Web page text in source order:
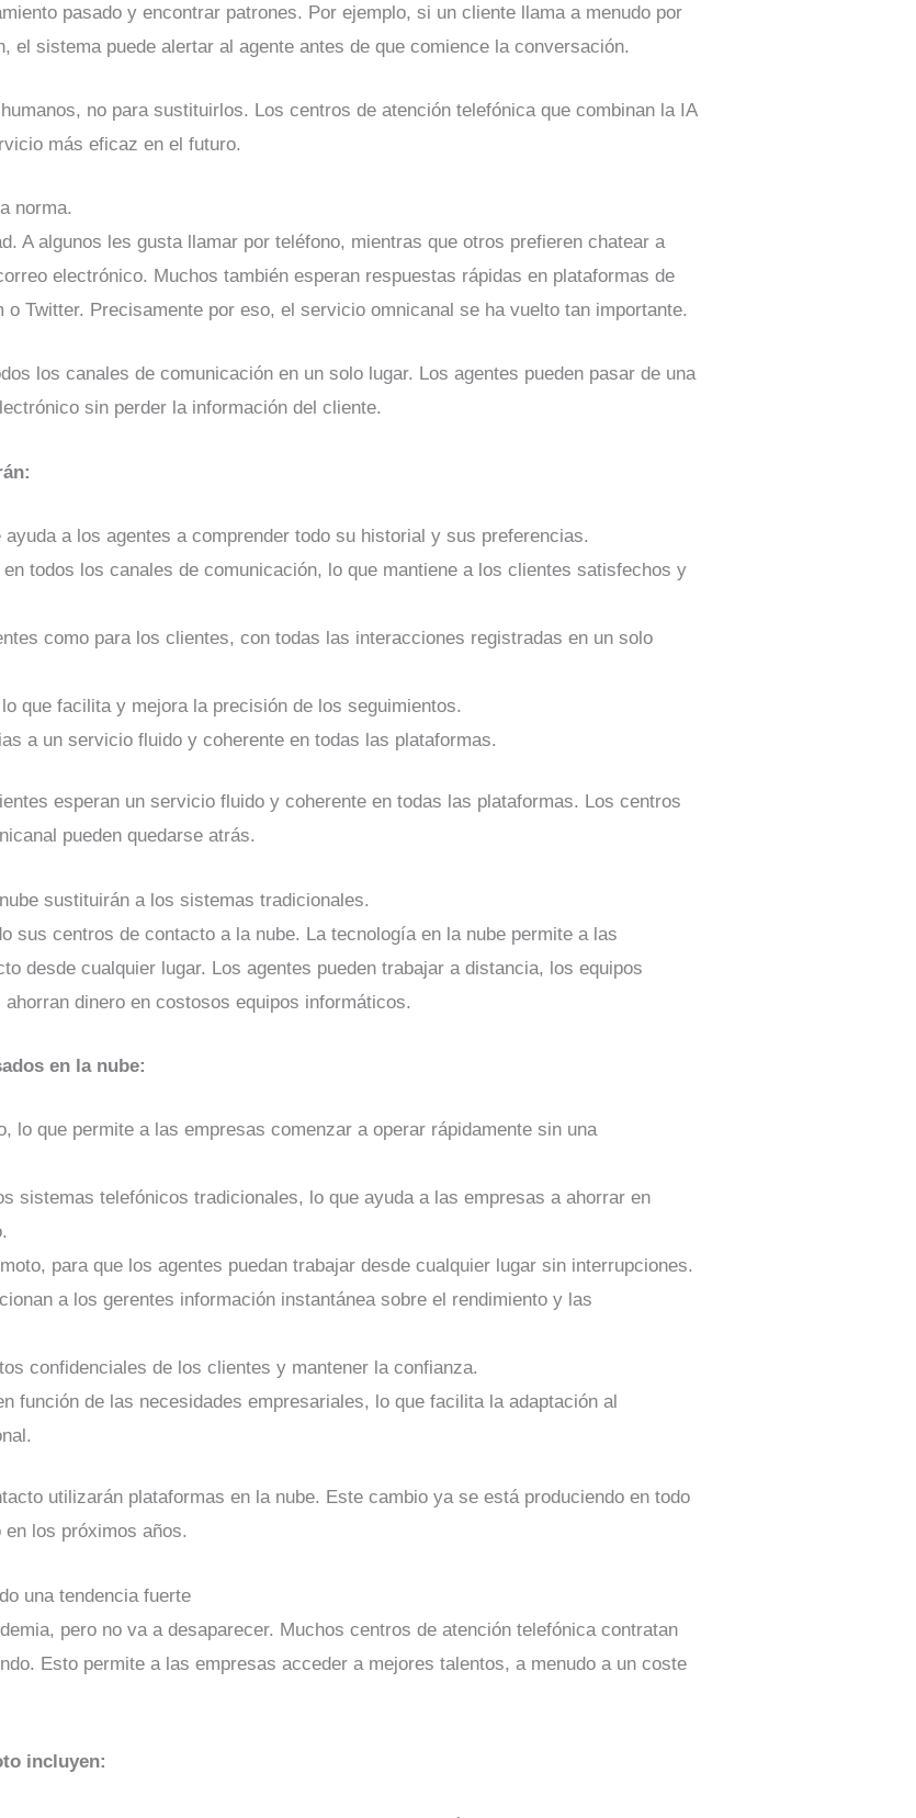
pasado y encontrar patrones. Por ejemplo, si un cliente llama a menudo por
el sistema puede alertar al agente antes de que comience la conversación.
no para sustituirlos. Los centros de atención telefónica que combinan la IA
más eficaz en el futuro.
norma.
A algunos les gusta llamar por teléfono, mientras que otros prefieren chatear a
electrónico. Muchos también esperan respuestas rápidas en plataformas de
Twitter. Precisamente por eso, el servicio omnicanal se ha vuelto tan importante.
los canales de comunicación en un solo lugar. Los agentes pueden pasar de una
sin perder la información del cliente.
a los agentes a comprender todo su historial y sus preferencias.
todos los canales de comunicación, lo que mantiene a los clientes satisfechos y
como para los clientes, con todas las interacciones registradas en un solo
que facilita y mejora la precisión de los seguimientos.
a un servicio fluido y coherente en todas las plataformas.
esperan un servicio fluido y coherente en todas las plataformas. Los centros
pueden quedarse atrás.
sustituirán a los sistemas tradicionales.
sus centros de contacto a la nube. La tecnología en la nube permite a las
desde cualquier lugar. Los agentes pueden trabajar a distancia, los equipos
dinero en costosos equipos informáticos.
en la nube:
lo que permite a las empresas comenzar a operar rápidamente sin una
sistemas telefónicos tradicionales, lo que ayuda a las empresas a ahorrar en
para que los agentes puedan trabajar desde cualquier lugar sin interrupciones.
a los gerentes información instantánea sobre el rendimiento y las
confidenciales de los clientes y mantener la confianza.
función de las necesidades empresariales, lo que facilita la adaptación al
utilizarán plataformas en la nube. Este cambio ya se está produciendo en todo
los próximos años.
una tendencia fuerte
pero no va a desaparecer. Muchos centros de atención telefónica contratan
Esto permite a las empresas acceder a mejores talentos, a menudo a un coste
incluyen: